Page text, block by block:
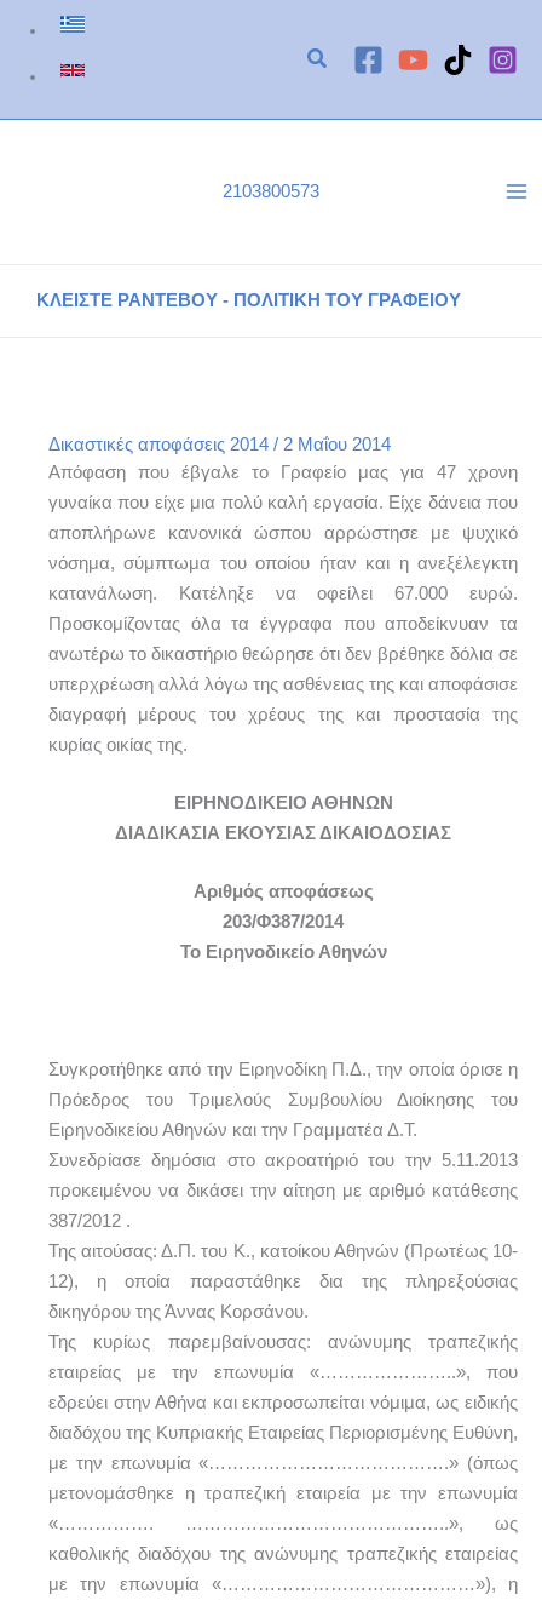
Μετάβαση
περιεχόμενο
2103800573
ΚΛΕΙΣΤΕ ΡΑΝΤΕΒΟΥ - ΠΟΛΙΤΙΚΗ ΤΟΥ ΓΡΑΦΕΙΟΥ
Δικαστικές αποφάσεις 2014 / 2 Μαΐου 2014
Απόφαση που έβγαλε το Γραφείο μας για 47 χρονη
γυναίκα που είχε μια πολύ καλή εργασία. Είχε δάνεια που
αποπλήρωνε κανονικά ώσπου αρρώστησε με ψυχικό
νόσημα, σύμπτωμα του οποίου ήταν και η ανεξέλεγκτη
κατανάλωση. Κατέληξε να οφείλει 67.000 ευρώ.
Προσκομίζοντας όλα τα έγγραφα που αποδείκνυαν τα
ανωτέρω το δικαστήριο θεώρησε ότι δεν βρέθηκε δόλια σε
υπερχρέωση αλλά λόγω της ασθένειας της και αποφάσισε
διαγραφή μέρους του χρέους της και προστασία της
κυρίας οικίας της.
ΕΙΡΗΝΟΔΙΚΕΙΟ ΑΘΗΝΩΝ
ΔΙΑΔΙΚΑΣΙΑ ΕΚΟΥΣΙΑΣ ΔΙΚΑΙΟΔΟΣΙΑΣ
Αριθμός αποφάσεως
203/Φ387/2014
Το Ειρηνοδικείο Αθηνών
Συγκροτήθηκε από την Ειρηνοδίκη Π.Δ., την οποία όρισε η
Πρόεδρος του Τριμελούς Συμβουλίου Διοίκησης του
Ειρηνοδικείου Αθηνών και την Γραμματέα Δ.Τ.
Συνεδρίασε δημόσια στο ακροατήριό του την 5.11.2013
προκειμένου να δικάσει την αίτηση με αριθμό κατάθεσης
387/2012 .
Της αιτούσας: Δ.Π. του Κ., κατοίκου Αθηνών (Πρωτέως 10-
12), η οποία παραστάθηκε δια της πληρεξούσιας
δικηγόρου της Άννας Κορσάνου.
Της κυρίως παρεμβαίνουσας: ανώνυμης τραπεζικής
εταιρείας με την επωνυμία «…………………..», που
εδρεύει στην Αθήνα και εκπροσωπείται νόμιμα, ως ειδικής
διαδόχου της Κυπριακής Εταιρείας Περιορισμένης Ευθύνη,
με την επωνυμία «………………………………….» (όπως
μετονομάσθηκε η τραπεζική εταιρεία με την επωνυμία
«……………. ……………………………………..», ως
καθολικής διαδόχου της ανώνυμης τραπεζικής εταιρείας
με την επωνυμία «……………………………………»), η